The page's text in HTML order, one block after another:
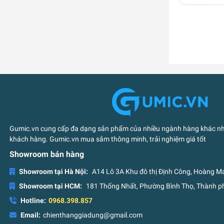
Gumic.vn cung cấp đa dạng sản phẩm của nhiều ngành hàng khác
khách hàng. Gumic.vn mua sắm thông minh, trải nghiệm giá tốt
Showroom bán hàng
Showroom tại Hà Nội: A14 Lô 3A Khu đô thị Định Công, Hoàng
Showroom tại HCM:
181 Thống Nhất, Phường Bình Thọ, Thành
Hotline: 0968.398.857
Email: chienthanggiadung@gmail.com